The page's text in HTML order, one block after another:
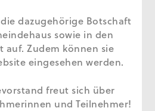
dazugehörige Botschaft
sowie in den
auf. Zudem können sie
eingesehen werden.
freut sich über
und Teilnehmer!